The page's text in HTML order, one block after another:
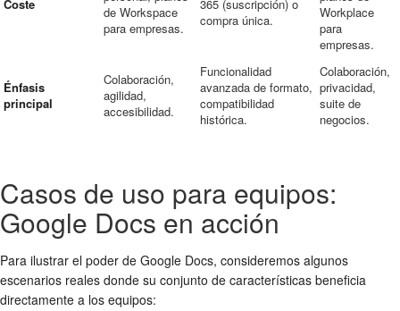
Coste
de Workspace
para empresas.
365 (suscripción) o
compra única.
Workplace
para
empresas.
Énfasis
principal
Colaboración,
agilidad,
accesibilidad.
Funcionalidad
avanzada de formato,
compatibilidad
histórica.
Colaboración,
privacidad,
suite de
negocios.
Casos de uso para equipos:
Google Docs en acción
Para ilustrar el poder de Google Docs, consideremos algunos
escenarios reales donde su conjunto de características beneficia
directamente a los equipos: